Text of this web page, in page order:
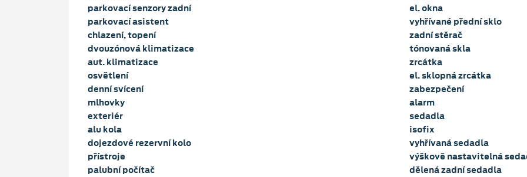
parkovací senzory zadní
parkovací asistent
chlazení, topení
dvouzónová klimatizace
aut. klimatizace
osvětlení
denní svícení
mlhovky
exteriér
alu kola
dojezdové rezervní kolo
přístroje
palubní počítač
el. okna
vyhřívané přední sklo
zadní stěrač
tónovaná skla
zrcátka
el. sklopná zrcátka
zabezpečení
alarm
sedadla
isofix
vyhřívaná sedadla
výškově nastavitelná
dělená zadní sedadla